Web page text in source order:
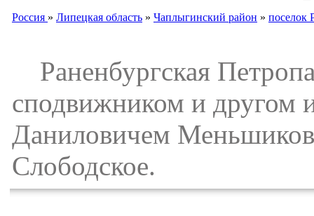
Россия » Липецкая область » Чаплыгинский район » поселок
Раненбургская
сподвижником и другом
Даниловичем
Слободское.